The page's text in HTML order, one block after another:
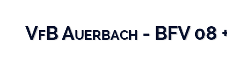
VfB Auerbach - BFV 08